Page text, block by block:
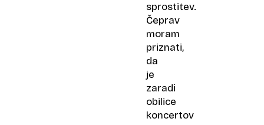
sprostitev.
Čeprav
moram
priznati,
da
je
zaradi
obilice
koncertov